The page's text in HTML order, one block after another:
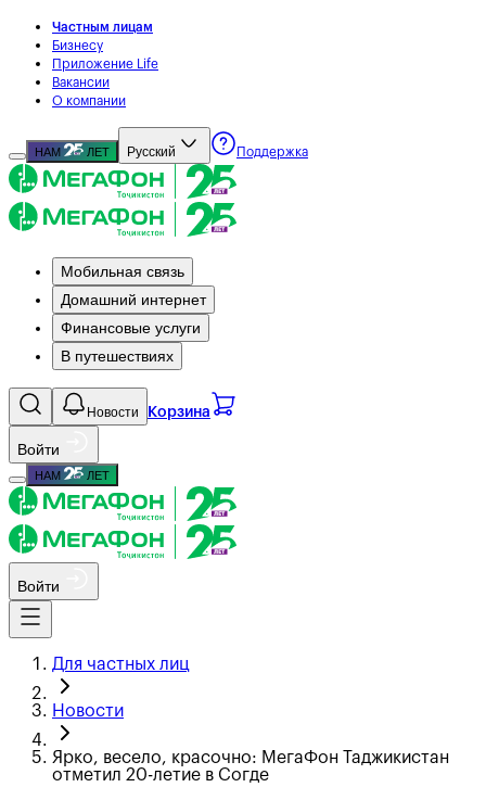
Частным лицам
Бизнесу
Приложение Life
Вакансии
О компании
НАМ ЛЕТ Русский Поддержка
Мобильная связь
Домашний интернет
Финансовые услуги
В путешествиях
Новости Корзина
Войти
НАМ ЛЕТ
Войти
Для частных лиц
Новости
Ярко, весело, красочно: МегаФон Таджикистан
отметил 20-летие в Согде